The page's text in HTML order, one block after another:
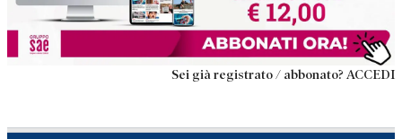
Sei già registrato / abbonato? ACCEDI